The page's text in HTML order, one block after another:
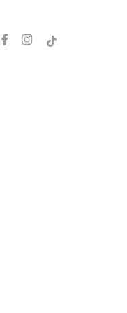
facebookinstagram
tiktok